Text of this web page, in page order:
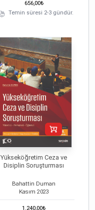
656,00₺
Temin süresi 2-3 gündür.
Yükseköğretim Ceza ve
Disiplin Soruşturması
Bahattin Duman
Kasım 2023
1.240,00₺